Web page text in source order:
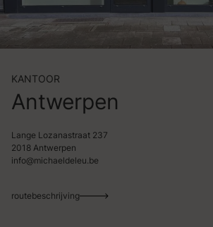
KANTOOR
Antwerpen
Lange Lozanastraat 237
2018 Antwerpen
info@michaeldeleu.be
routebeschrijving